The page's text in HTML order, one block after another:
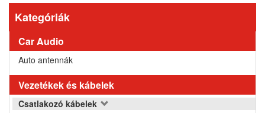
Kategóriák
Car Audio
Auto antennák
Vezetékek és kábelek
Csatlakozó kábelek